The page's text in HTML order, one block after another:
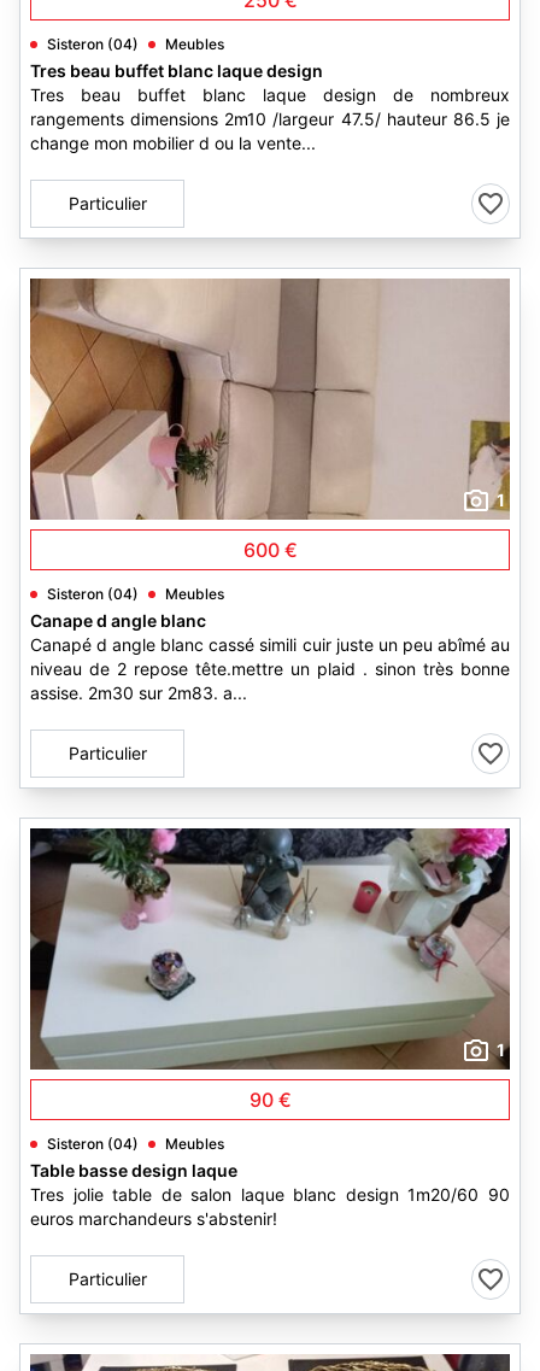
Sisteron (04) Meubles
Tres beau buffet blanc laque design
Tres beau buffet blanc laque design de nombreux
rangements dimensions 2m10 /largeur 47.5/ hauteur 86.5 je
change mon mobilier d ou la vente...
Particulier
1
600 €
Sisteron (04) Meubles
Canape d angle blanc
Canapé d angle blanc cassé simili cuir juste un peu abîmé au
niveau de 2 repose tête.mettre un plaid . sinon très bonne
assise. 2m30 sur 2m83. a...
Particulier
1
90 €
Sisteron (04) Meubles
Table basse design laque
Tres jolie table de salon laque blanc design 1m20/60 90
euros marchandeurs s'abstenir!
Particulier